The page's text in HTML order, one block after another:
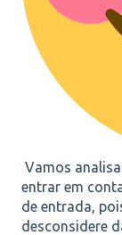
Vamos
entrar em
de entrada,
desconsidere